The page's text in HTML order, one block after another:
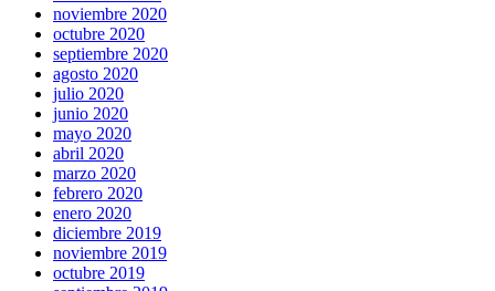
noviembre 2020
octubre 2020
septiembre 2020
agosto 2020
julio 2020
junio 2020
mayo 2020
abril 2020
marzo 2020
febrero 2020
enero 2020
diciembre 2019
noviembre 2019
octubre 2019